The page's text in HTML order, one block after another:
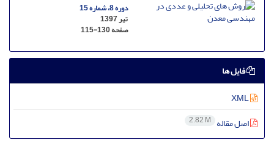
دوره 8، شماره 15
تیر 1397
صفحه115-130
فایل ها
اصل مقاله 2.82 M